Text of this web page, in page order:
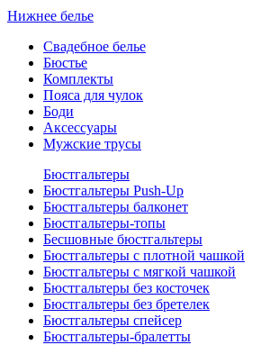
Нижнее белье
Свадебное белье
Бюстье
Комплекты
Пояса для чулок
Боди
Аксессуары
Мужские трусы
Бюстгальтеры
Бюстгальтеры Push-Up
Бюстгальтеры балконет
Бюстгальтеры-топы
Бесшовные бюстгальтеры
Бюстгальтеры с плотной чашкой
Бюстгальтеры с мягкой чашкой
Бюстгальтеры без косточек
Бюстгальтеры без бретелек
Бюстгальтеры спейсер
Бюстгальтеры-бралетты